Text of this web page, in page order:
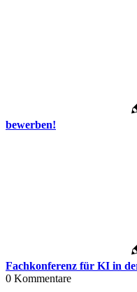
bewerben!
Fachkonferenz für KI in
0 Kommentare